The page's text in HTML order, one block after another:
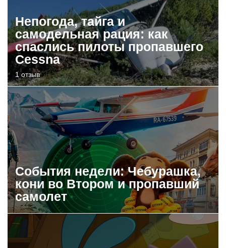
Непогода, тайга и
самодельная рация: как
спаслись пилоты пропавшего
Cessna
1 отзыв
События недели: Чебурашка,
кони во Втором и пропавший
самолет